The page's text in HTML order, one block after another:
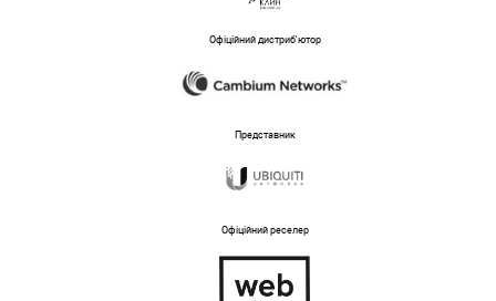
Офіційний дистриб'ютор
Представник
Офіційний реселер